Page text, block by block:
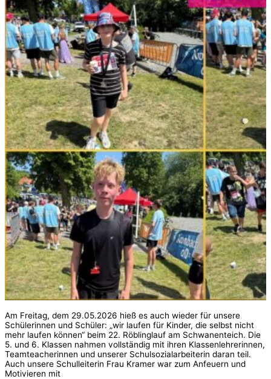
Am Freitag, dem 29.05.2026 hieß es auch wieder für unsere
Schülerinnen und Schüler: „wir laufen für Kinder, die selbst nicht
mehr laufen können“ beim 22. Röblinglauf am Schwanenteich. Die
5. und 6. Klassen nahmen vollständig mit ihren Klassenlehrerinnen,
Teamteacherinnen und unserer Schulsozialarbeiterin daran teil.
Auch unsere Schulleiterin Frau Kramer war zum Anfeuern und
Motivieren mit